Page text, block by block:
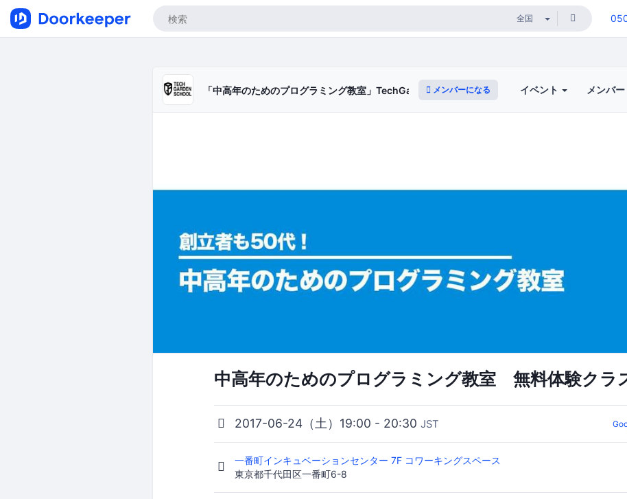
「中高年のためのプログラミング教室」TechGardenSchool
メンバーになる イベント メンバー
中高年のためのプログラミング教室 無料体験クラ
2017-06-24（土）19:00 - 20:30 JST
一番町インキュベーションセンター 7F コワーキングスペース
東京都千代田区一番町6-8